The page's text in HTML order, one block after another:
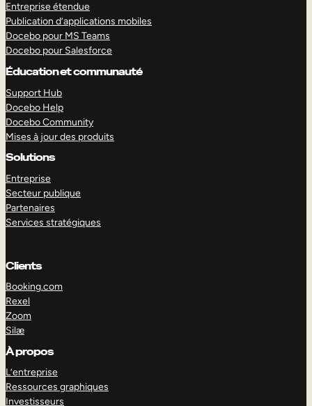
Entreprise étendue
Publication d’applications mobiles
Docebo pour MS Teams
Docebo pour Salesforce
Éducation et communauté
Support Hub
Docebo Help
Docebo Community
Mises à jour des produits
Solutions
Entreprise
Secteur publique
Partenaires
Services stratégiques
Clients
Booking.com
Rexel
Zoom
Silæ
À propos
L’entreprise
Ressources graphiques
Investisseurs